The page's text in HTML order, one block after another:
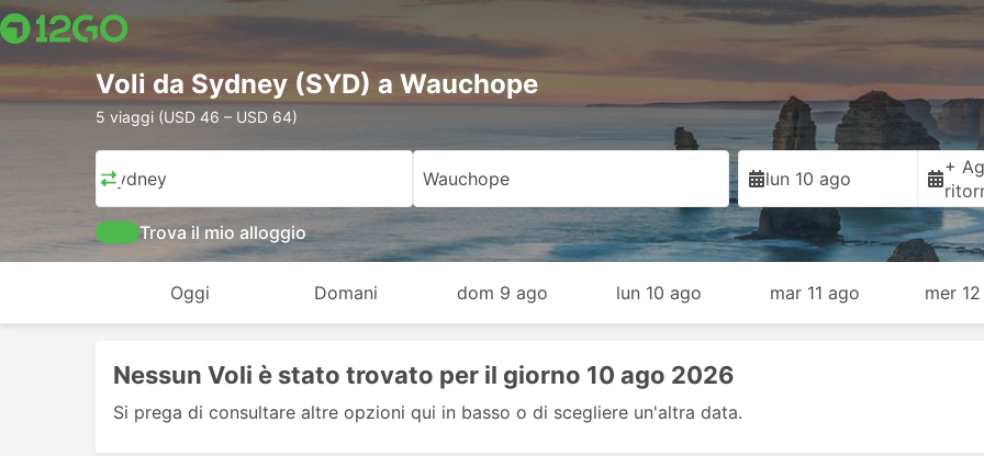
Voli da Sydney (SYD) a Wauchope
5 viaggi (USD 46 – USD 64)
Sydney Wauchope lun 10 ago
+
Trova il mio alloggio
Oggi Domani dom 9 ago lun 10 ago mar 11 ago mer
Nessun Voli è stato trovato per il giorno 10 ago 2026
Si prega di consultare altre opzioni qui in basso o di scegliere un'altra data.